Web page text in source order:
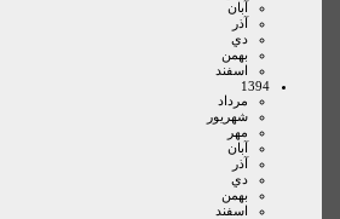
آبان
آذر
دي
بهمن
اسفند
1394
مرداد
شهريور
مهر
آبان
آذر
دي
بهمن
اسفند